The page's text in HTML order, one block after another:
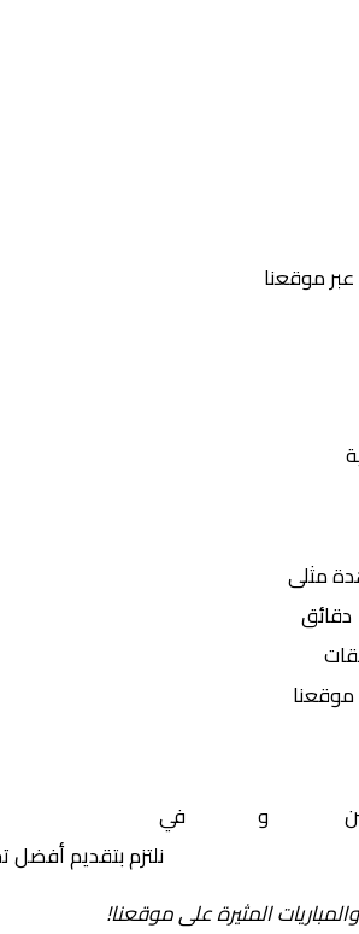
موقعنا
مثلى
موقعنا
و في
نلتزم بتقديم
المثيرة على موقعنا!